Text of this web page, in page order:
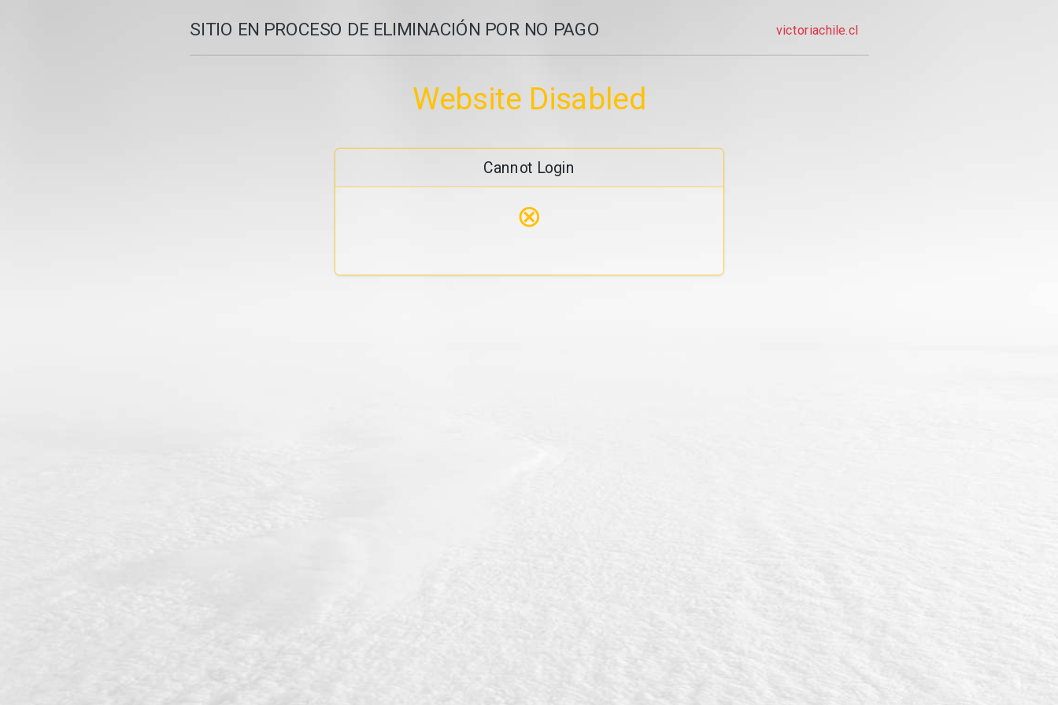
SITIO EN PROCESO DE ELIMINACIÓN POR NO PAGO victoriachile.cl
Website Disabled
Cannot Login
⊗